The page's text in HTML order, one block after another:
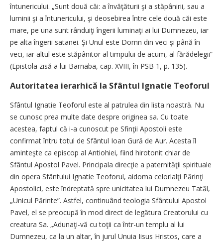
întunericului. „Sunt două căi: a învăţăturii şi a stăpânirii, sau a
luminii şi a întunericului, şi deosebirea între cele două căi este
mare, pe una sunt rânduiţi îngerii luminaţi ai lui Dumnezeu, iar
pe alta îngerii satanei. Şi Unul este Domn din veci şi până în
veci, iar altul este stăpânitor al timpului de acum, al fărădelegii”
(Epistola zisă a lui Barnaba, cap. XVIII, în PSB 1, p. 135).
Autoritatea ierarhică la Sfântul Ignatie Teoforul
Sfântul Ignatie Teoforul este al patrulea din lista noastră. Nu
se cunosc prea multe date despre originea sa. Cu toate
acestea, faptul că i-a cunoscut pe Sfinţii Apostoli este
confirmat întru totul de Sfântul Ioan Gură de Aur. Acesta îl
aminteşte ca episcop al Antiohiei, fiind hirotonit chiar de
Sfântul Apostol Pavel. Principala direcţie a paternităţii spirituale
din opera Sfântului Ignatie Teoforul, aidoma celorlalţi Părinţi
Apostolici, este îndreptată spre unicitatea lui Dumnezeu Tatăl,
„Unicul Părinte”. Astfel, continuând teologia Sfântului Apostol
Pavel, el se preocupă în mod direct de legătura Creatorului cu
creatura Sa. „Adunaţi-vă cu toţii ca într-un templu al lui
Dumnezeu, ca la un altar, în jurul Unuia Iisus Hristos, care a